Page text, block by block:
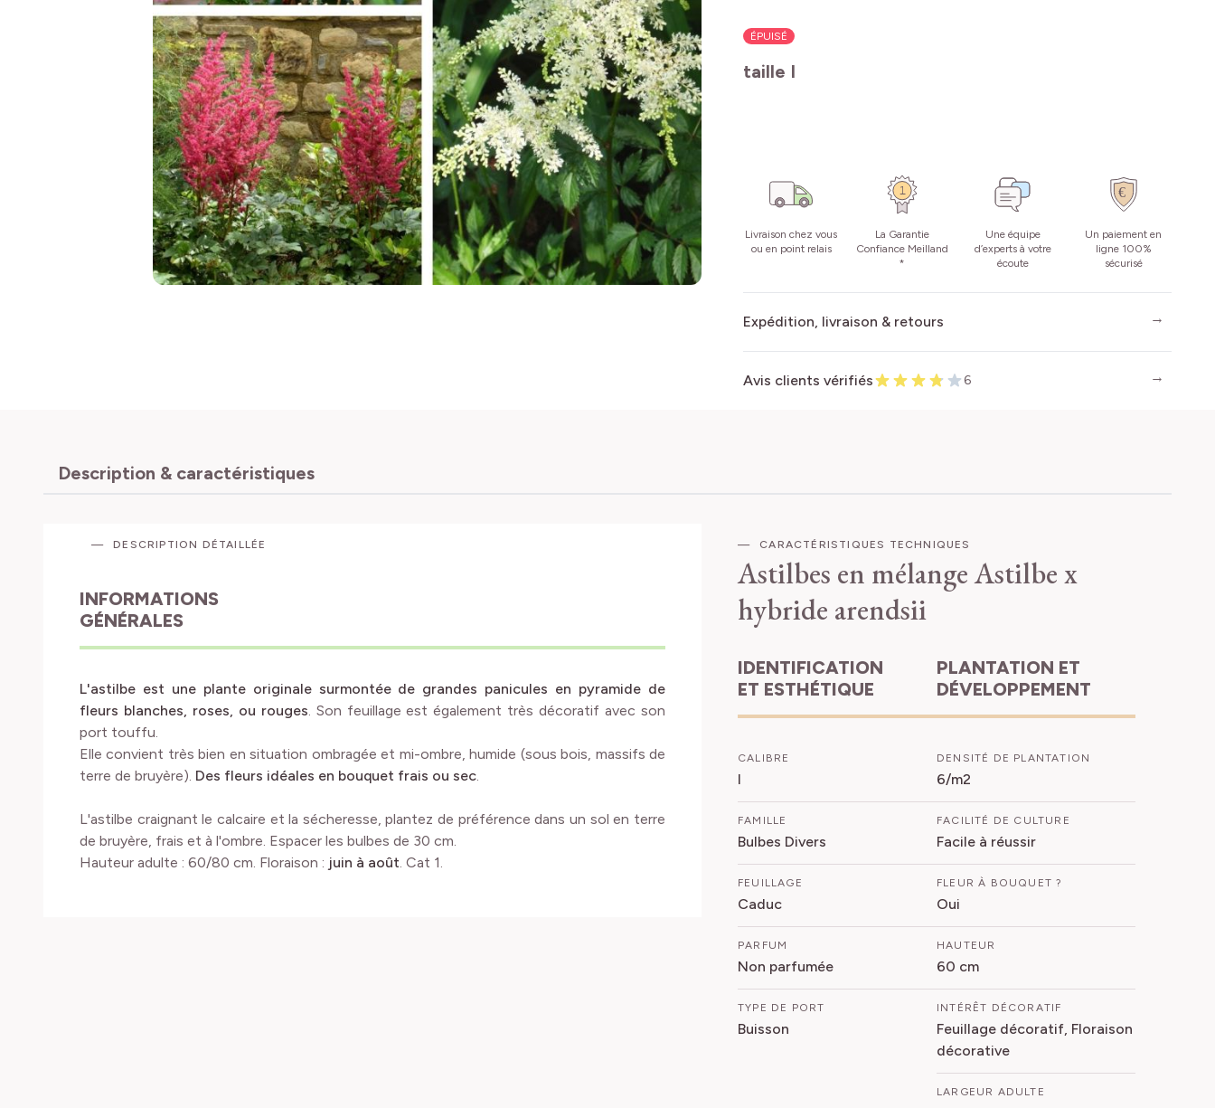
ÉPUISÉ
taille I
Livraison chez vous
ou en point relais
La Garantie
Confiance Meilland
*
Une équipe
d’experts à votre
écoute
Un paiement en
ligne 100%
sécurisé
Expédition, livraison & retours
Avis clients vérifiés 6
Description & caractéristiques
DESCRIPTION DÉTAILLÉE
INFORMATIONS
GÉNÉRALES
L'astilbe est une plante originale surmontée de grandes panicules en pyramide de
fleurs blanches, roses, ou rouges. Son feuillage est également très décoratif avec son
port touffu.
Elle convient très bien en situation ombragée et mi-ombre, humide (sous bois, massifs de
terre de bruyère). Des fleurs idéales en bouquet frais ou sec.
L'astilbe craignant le calcaire et la sécheresse, plantez de préférence dans un sol en terre
de bruyère, frais et à l'ombre. Espacer les bulbes de 30 cm.
Hauteur adulte : 60/80 cm. Floraison : juin à août. Cat 1.
CARACTÉRISTIQUES TECHNIQUES
Astilbes en mélangeAstilbe x
hybride arendsii
IDENTIFICATION
ET ESTHÉTIQUE
CALIBRE
I
FAMILLE
Bulbes Divers
FEUILLAGE
Caduc
PARFUM
Non parfumée
TYPE DE PORT
Buisson
PLANTATION ET
DÉVELOPPEMENT
DENSITÉ DE PLANTATION
6/m2
FACILITÉ DE CULTURE
Facile à réussir
FLEUR À BOUQUET ?
Oui
HAUTEUR
60 cm
INTÉRÊT DÉCORATIF
Feuillage décoratif, Floraison
décorative
LARGEUR ADULTE